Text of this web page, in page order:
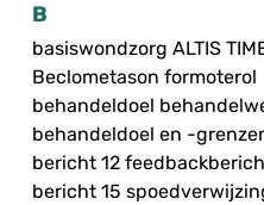
B
basiswondzorg ALTIS
Beclometason formoterol
behandeldoel
behandeldoel en -
bericht 12
bericht 15